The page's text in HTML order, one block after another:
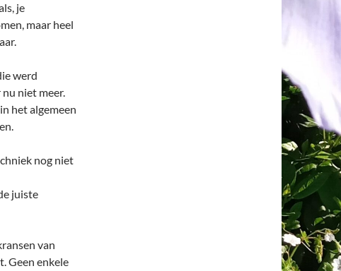
je
maar heel
werd
niet meer.
het algemeen
nog niet
juiste
van
Geen enkele